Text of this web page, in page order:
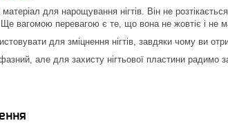
для нарощування нігтів. Він не
Ще вагомою перевагою є те, що вона не жовтіє і не
для зміцнення нігтів, завдяки чому ви
але для захисту нігтьової пластини радимо